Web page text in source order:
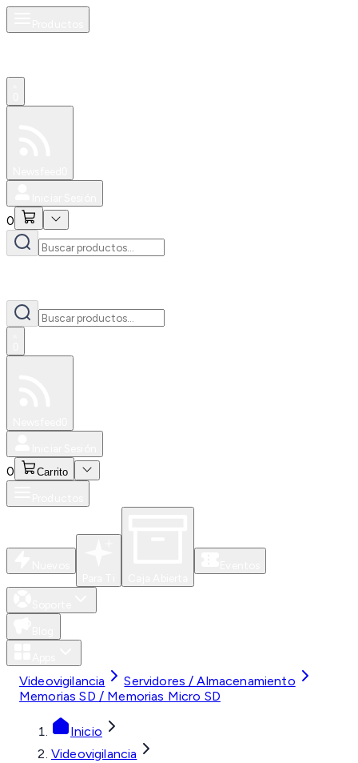
0
0 Carrito
Videovigilancia
Servidores / Almacenamiento
Memorias SD / Memorias Micro SD
Inicio
Videovigilancia